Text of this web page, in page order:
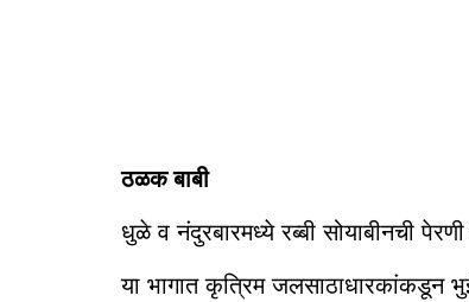
ठळक बाबी
धुळे व नंदुरबारमध्ये रब्बी सोयाबीनची
या भागात कृत्रिम जलसाठाधारकांकडून